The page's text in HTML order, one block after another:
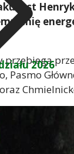
2026
jest
linię